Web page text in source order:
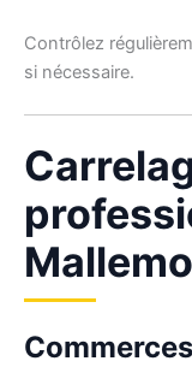
Contrôlez
si nécessaire.